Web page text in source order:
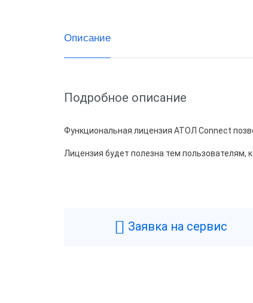
Описание
Подробное описание
Функциональная лицензия АТОЛ Connect
Лицензия будет полезна тем пользователям,
Заявка на сервис